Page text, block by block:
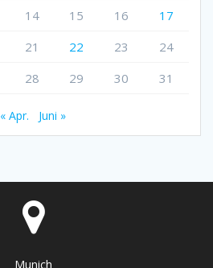
14 15 16
17
21 22 23
24
28 29 30 31
« Apr. Juni »
Munich